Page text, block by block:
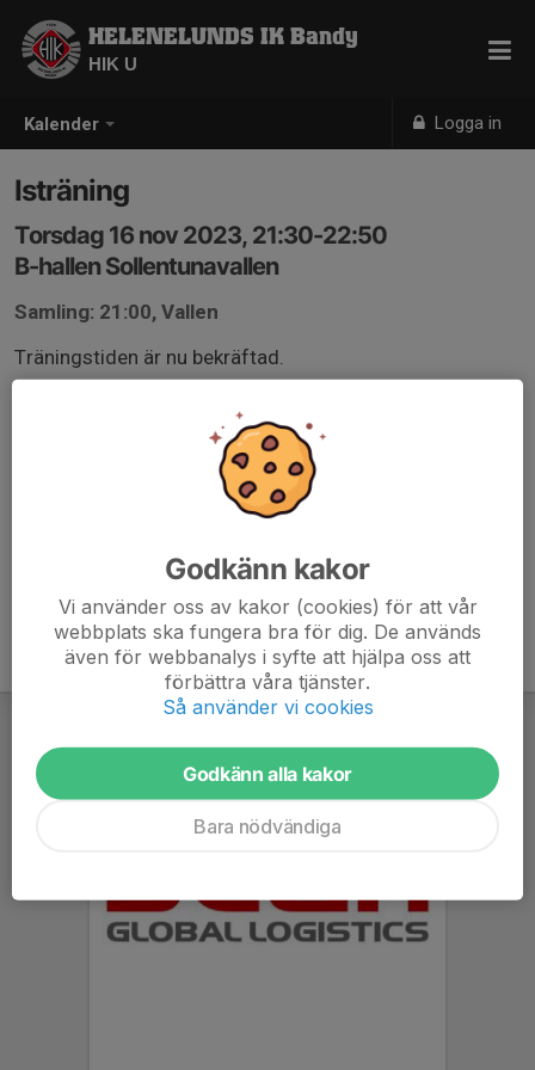
Kalender Logga in
HELENELUNDS IK Bandy
HIK U
Isträning
Torsdag 16 nov 2023, 21:30-22:50
B-hallen Sollentunavallen
Samling: 21:00, Vallen
Träningstiden är nu bekräftad.
Godkänn kakor
Vi använder oss av kakor (cookies) för att vår
webbplats ska fungera bra för dig. De används
även för webbanalys i syfte att hjälpa oss att
förbättra våra tjänster.
Så använder vi cookies
Godkänn alla kakor
Bara nödvändiga